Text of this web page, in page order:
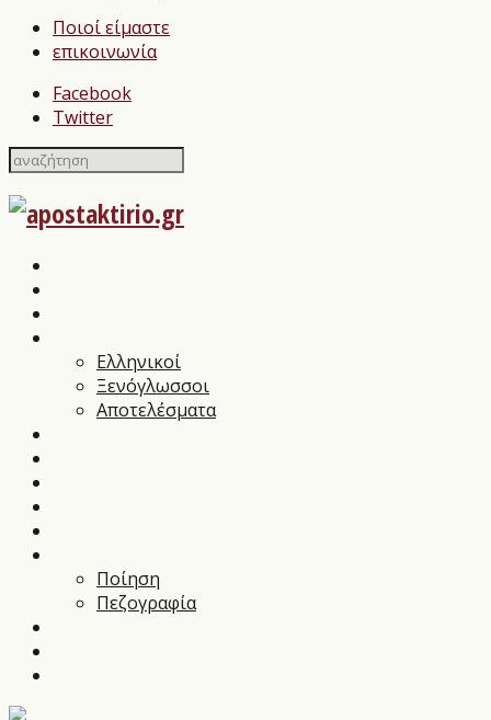
Ποιοί είμαστε
επικοινωνία
Facebook
Twitter
Ελληνικοί
Ξενόγλωσσοι
Αποτελέσματα
Ποίηση
Πεζογραφία